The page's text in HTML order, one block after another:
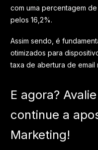
com uma percentagem
pelos 16,2%.
Assim sendo, é
otimizados para
taxa de abertura de email
E agora?
continue a
Marketing!